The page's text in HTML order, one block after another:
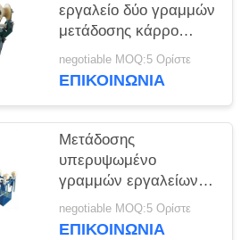
εργαλείο δύο γραμμών
μετάδοσης κάρρο
γραμμών δεσμών
αγωγών
negotiable MOQ:5 Ορίστε
ΕΠΙΚΟΙΝΩΝΊΑ
Μετάδοσης
υπερυψωμένο
γραμμών εργαλείων
δίδυμο ποδήλατο
γραμμών αγωγών
negotiable MOQ:5 Ορίστε
ΕΠΙΚΟΙΝΩΝΊΑ